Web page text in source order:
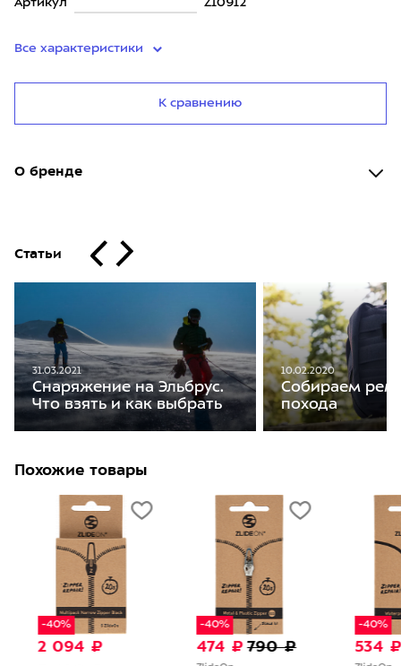
Артикул Z10912
Все характеристики
К сравнению
О бренде
Статьи
31.03.2021
Снаряжение на Эльбрус.
Что взять и как выбрать
10.02.2020
Собираем
похода
Похожие товары
-40%
2 094 ₽
-40%
474 ₽ 790 ₽
-40%
534 ₽